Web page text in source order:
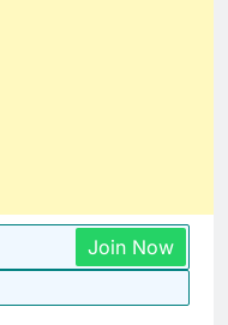
Join Now